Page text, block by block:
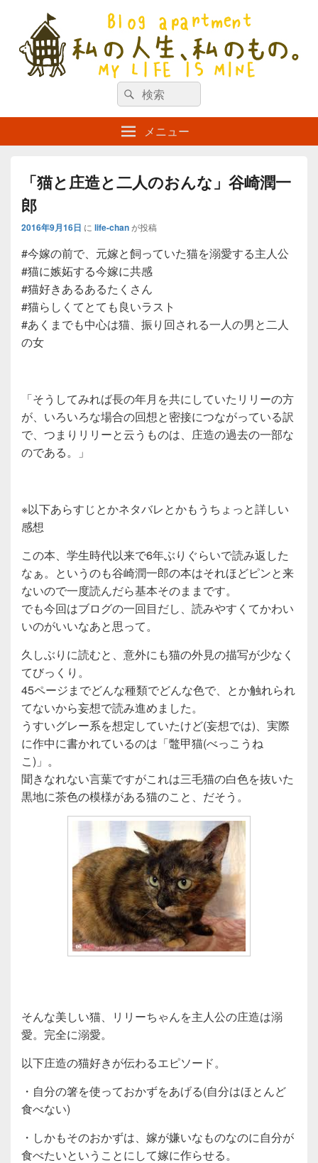
私の人生、私のもの。【新館】
検
索
対
象:
検
索
メニュー
「猫と庄造と二人のおんな」谷崎潤一
郎
2016年9月16日 に life-chanが投稿
#今嫁の前で、元嫁と飼っていた猫を溺愛する主人公
#猫に嫉妬する今嫁に共感
#猫好きあるあるたくさん
#猫らしくてとても良いラスト
#あくまでも中心は猫、振り回される一人の男と二人
の女
「そうしてみれば長の年月を共にしていたリリーの方
が、いろいろな場合の回想と密接につながっている訳
で、つまりリリーと云うものは、庄造の過去の一部な
のである。」
※以下あらすじとかネタバレとかもうちょっと詳しい
感想
この本、学生時代以来で6年ぶりぐらいで読み返した
なぁ。というのも谷崎潤一郎の本はそれほどピンと来
ないので一度読んだら基本そのままです。
でも今回はブログの一回目だし、読みやすくてかわい
いのがいいなあと思って。
久しぶりに読むと、意外にも猫の外見の描写が少なく
てびっくり。
45ページまでどんな種類でどんな色で、とか触れられ
てないから妄想で読み進めました。
うすいグレー系を想定していたけど(妄想では)、実際
に作中に書かれているのは「鼈甲猫(べっこうね
こ)」。
聞きなれない言葉ですがこれは三毛猫の白色を抜いた
黒地に茶色の模様がある猫のこと、だそう。
そんな美しい猫、リリーちゃんを主人公の庄造は溺
愛。完全に溺愛。
以下庄造の猫好きが伝わるエピソード。
・自分の箸を使っておかずをあげる(自分はほとんど
食べない)
・しかもそのおかずは、嫁が嫌いなものなのに自分が
食べたいということにして嫁に作らせる。